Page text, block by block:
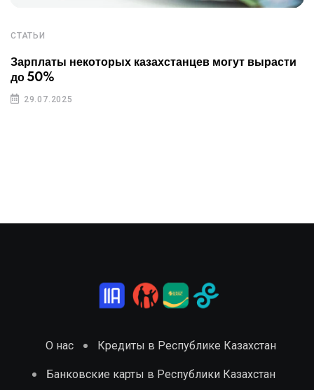
СТАТЬИ
Зарплаты некоторых казахстанцев могут вырасти
до 50%
29.07.2025
О нас Кредиты в Республике Казахстан
Банковские карты в Республики Казахстан